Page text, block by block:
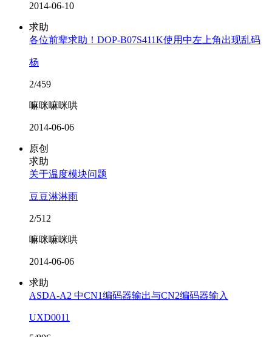
2014-06-10
求助
各位前辈求助！DOP-B07S411K使用中左上角出现乱码
杨
2/459
嘛咪嘛咪哄
2014-06-06
原创
求助
关于温度模块问题
豆豆淋淋雨
2/512
嘛咪嘛咪哄
2014-06-06
求助
ASDA-A2 中CN1编码器输出与CN2编码器输入
UXD0011